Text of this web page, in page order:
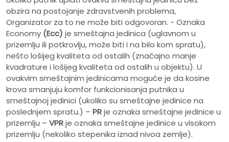
obzira na postojanje zdravstvenih problema,
Organizator za to ne može biti odgovoran. - Oznaka
Economy (Ecc) je smeštajna jedinica (uglavnom u
prizemlju ili potkrovlju, može biti i na bilo kom spratu),
nešto lošijeg kvaliteta od ostalih (značajno manje
kvadrature i lošijeg kvaliteta od ostalih u objektu). U
ovakvim smeštajnim jedinicama moguće je da kosine
krova smanjuju komfor funkcionisanja putnika u
smeštajnoj jedinici (ukoliko su smeštajne jedinice na
poslednjem spratu.) – PRje oznaka smeštajne jedinice u
prizemlju – VPRje oznaka smeštajne jedinice u visokom
prizemlju (nekoliko stepenika iznad nivoa zemlje).